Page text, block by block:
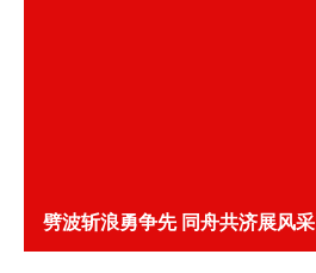
劈波斩浪勇争先 同舟共济展风采